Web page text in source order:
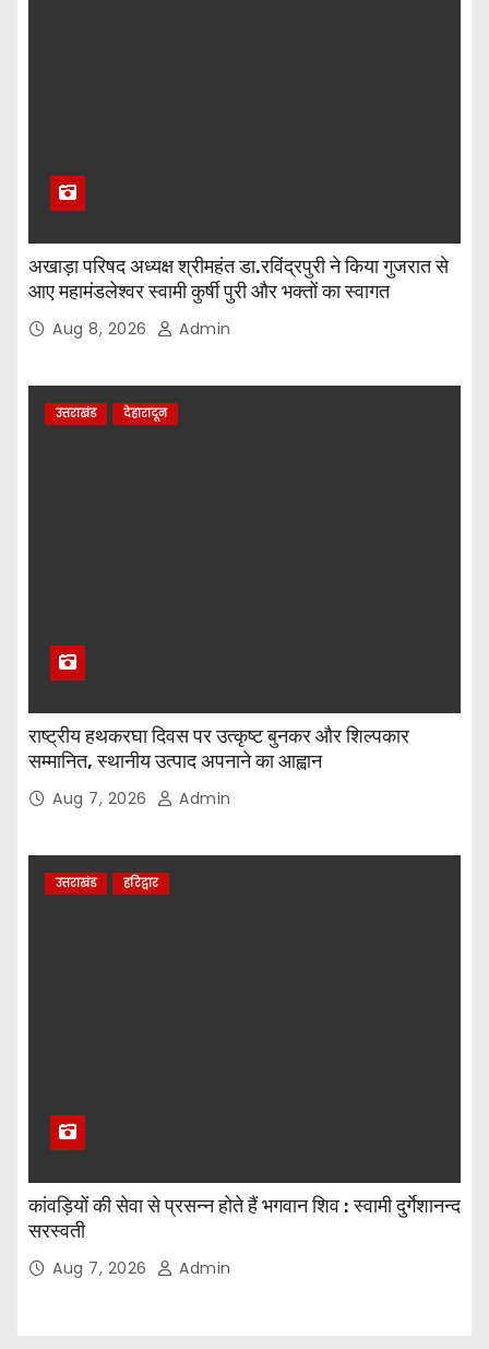
अखाड़ा परिषद अध्यक्ष श्रीमहंत डा.रविंद्रपुरी ने किया गुजरात से
आए महामंडलेश्वर स्वामी कुर्षी पुरी और भक्तों का स्वागत
Aug 8, 2026 Admin
उत्तराखंड देहारादून
राष्ट्रीय हथकरघा दिवस पर उत्कृष्ट बुनकर और शिल्पकार
सम्मानित, स्थानीय उत्पाद अपनाने का आह्वान
Aug 7, 2026 Admin
उत्तराखंड हरिद्वार
कांवड़ियों की सेवा से प्रसन्न होते हैं भगवान शिव : स्वामी दुर्गेशानन्द
सरस्वती
Aug 7, 2026 Admin